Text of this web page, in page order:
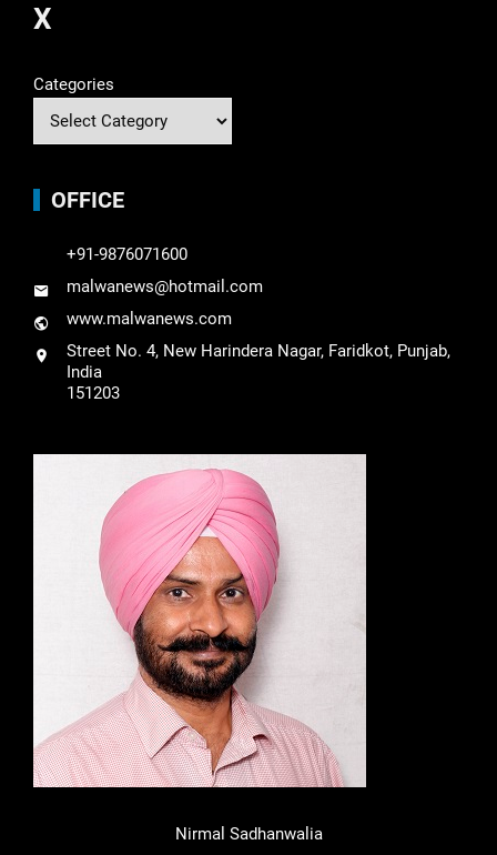
X
Categories
OFFICE
+91-9876071600
malwanews@hotmail.com
www.malwanews.com
Street No. 4, New Harindera Nagar, Faridkot, Punjab,
India
151203
Nirmal Sadhanwalia